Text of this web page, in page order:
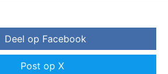
Deel op Facebook
Post op X